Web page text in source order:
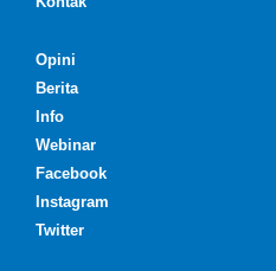
Opini
Berita
Info
Webinar
Facebook
Instagram
Twitter